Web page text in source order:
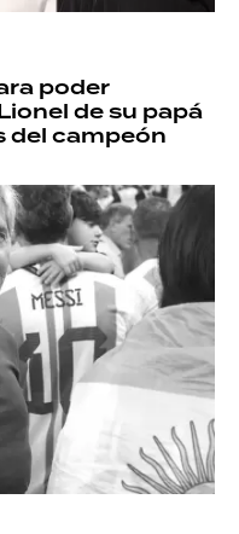
poder
de su papá
del campeón